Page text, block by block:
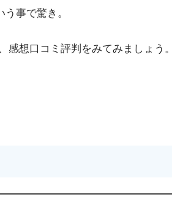
事で驚き。
想口コミ評判をみてみましょう。